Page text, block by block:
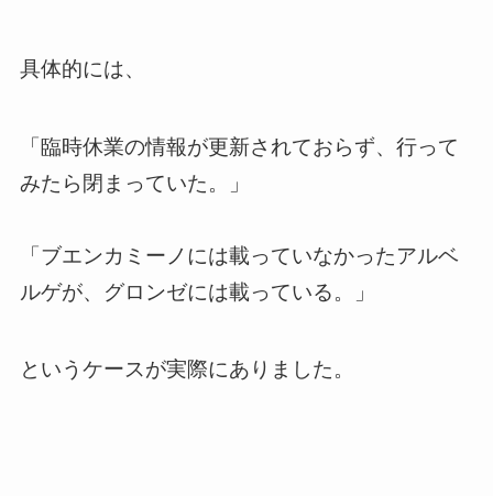
具体的には、
「臨時休業の情報が更新されておらず、行って
みたら閉まっていた。」
「ブエンカミーノには載っていなかったアルベ
ルゲが、グロンゼには載っている。」
というケースが実際にありました。